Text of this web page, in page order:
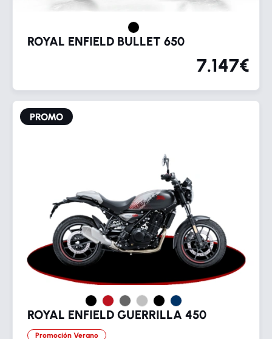
ROYAL ENFIELD BULLET 650
7.147€
PROMO
ROYAL ENFIELD GUERRILLA 450
Promoción Verano